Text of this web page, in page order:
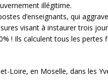
illégitime.
d’enseignants, qui
visant à instaurer trois
! Ils calculent tous les pertes
Loire, en Moselle, dans les